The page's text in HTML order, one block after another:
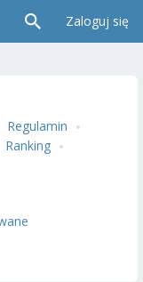
Zaloguj się
Regulamin
Ranking